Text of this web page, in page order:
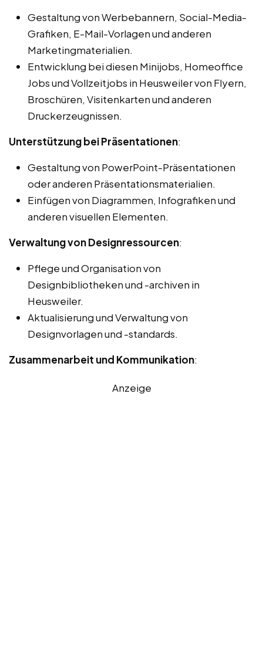
Gestaltung von Werbebannern, Social-Media-
Grafiken, E-Mail-Vorlagen und anderen
Marketingmaterialien.
Entwicklung bei diesen Minijobs, Homeoffice
Jobs und Vollzeitjobs in Heusweiler von Flyern,
Broschüren, Visitenkarten und anderen
Druckerzeugnissen.
Unterstützung bei Präsentationen:
Gestaltung von PowerPoint-Präsentationen
oder anderen Präsentationsmaterialien.
Einfügen von Diagrammen, Infografiken und
anderen visuellen Elementen.
Verwaltung von Designressourcen:
Pflege und Organisation von
Designbibliotheken und -archiven in
Heusweiler.
Aktualisierung und Verwaltung von
Designvorlagen und -standards.
Zusammenarbeit und Kommunikation:
Anzeige